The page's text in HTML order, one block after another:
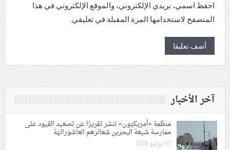
احفظ اسمي، بريدي الإلكتروني، والموقع الإلكتروني في هذا
المتصفح لاستخدامها المرة المقبلة في تعليقي.
آخر الأخبار
منظّمة «أمريكيّون» تنشر تقريرًا عن تصعيد القيود على
ممارسة شيعة البحرين شعائرهم العاشورائيّة
07 يوليو 2026